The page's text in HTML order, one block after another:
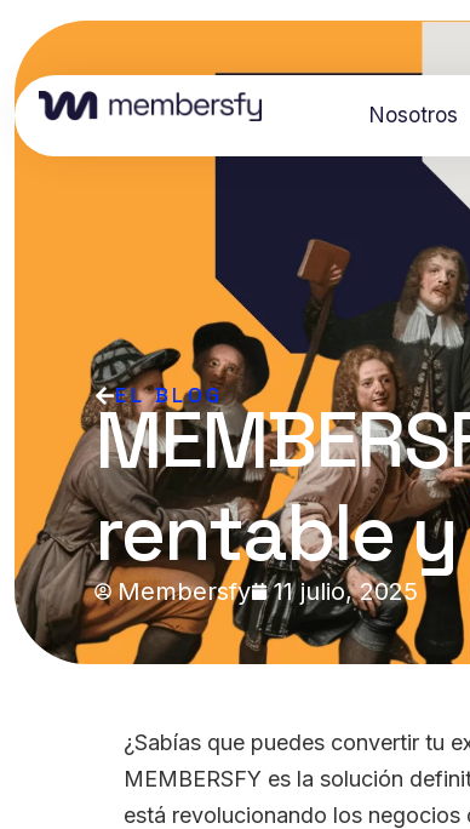
Nosotros
EL BLOG
rentable
Membersfy 11 julio, 2025
¿Sabías que puedes convertir tu
MEMBERSFY es la solución
está revolucionando los negocios